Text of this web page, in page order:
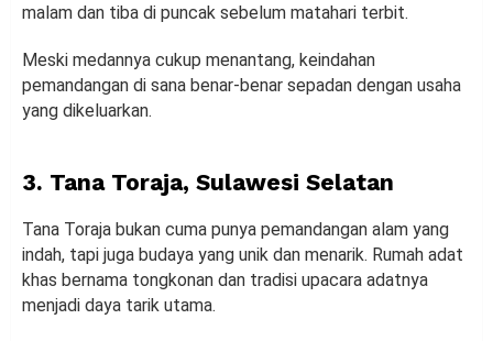
malam dan tiba di puncak sebelum matahari terbit.
Meski medannya cukup menantang, keindahan
pemandangan di sana benar-benar sepadan dengan usaha
yang dikeluarkan.
3. Tana Toraja, Sulawesi Selatan
Tana Toraja bukan cuma punya pemandangan alam yang
indah, tapi juga budaya yang unik dan menarik. Rumah adat
khas bernama tongkonan dan tradisi upacara adatnya
menjadi daya tarik utama.